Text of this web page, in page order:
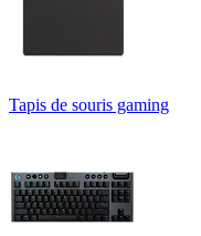
Tapis de souris gaming